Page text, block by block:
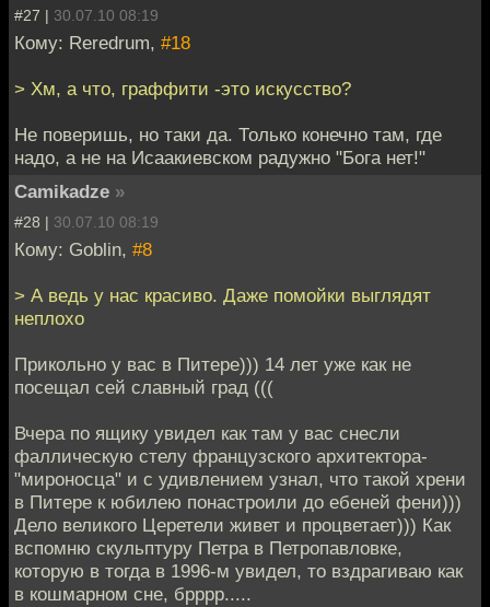
#27 | 30.07.10 08:19
Кому: Reredrum, #18
> Хм, а что, граффити -это искусство?
Не поверишь, но таки да. Только конечно там, где
надо, а не на Исаакиевском радужно "Бога нет!"
Camikadze »
#28 | 30.07.10 08:19
Кому: Goblin, #8
> А ведь у нас красиво. Даже помойки выглядят
неплохо
Прикольно у вас в Питере))) 14 лет уже как не
посещал сей славный град (((
Вчера по ящику увидел как там у вас снесли
фаллическую стелу французского архитектора-
"мироносца" и с удивлением узнал, что такой хрени
в Питере к юбилею понастроили до ебеней фени)))
Дело великого Церетели живет и процветает))) Как
вспомню скульптуру Петра в Петропавловке,
которую в тогда в 1996-м увидел, то вздрагиваю как
в кошмарном сне, брррр.....